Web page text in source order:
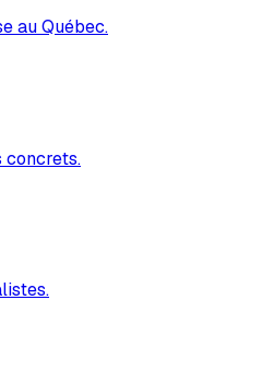
au Québec.
concrets.